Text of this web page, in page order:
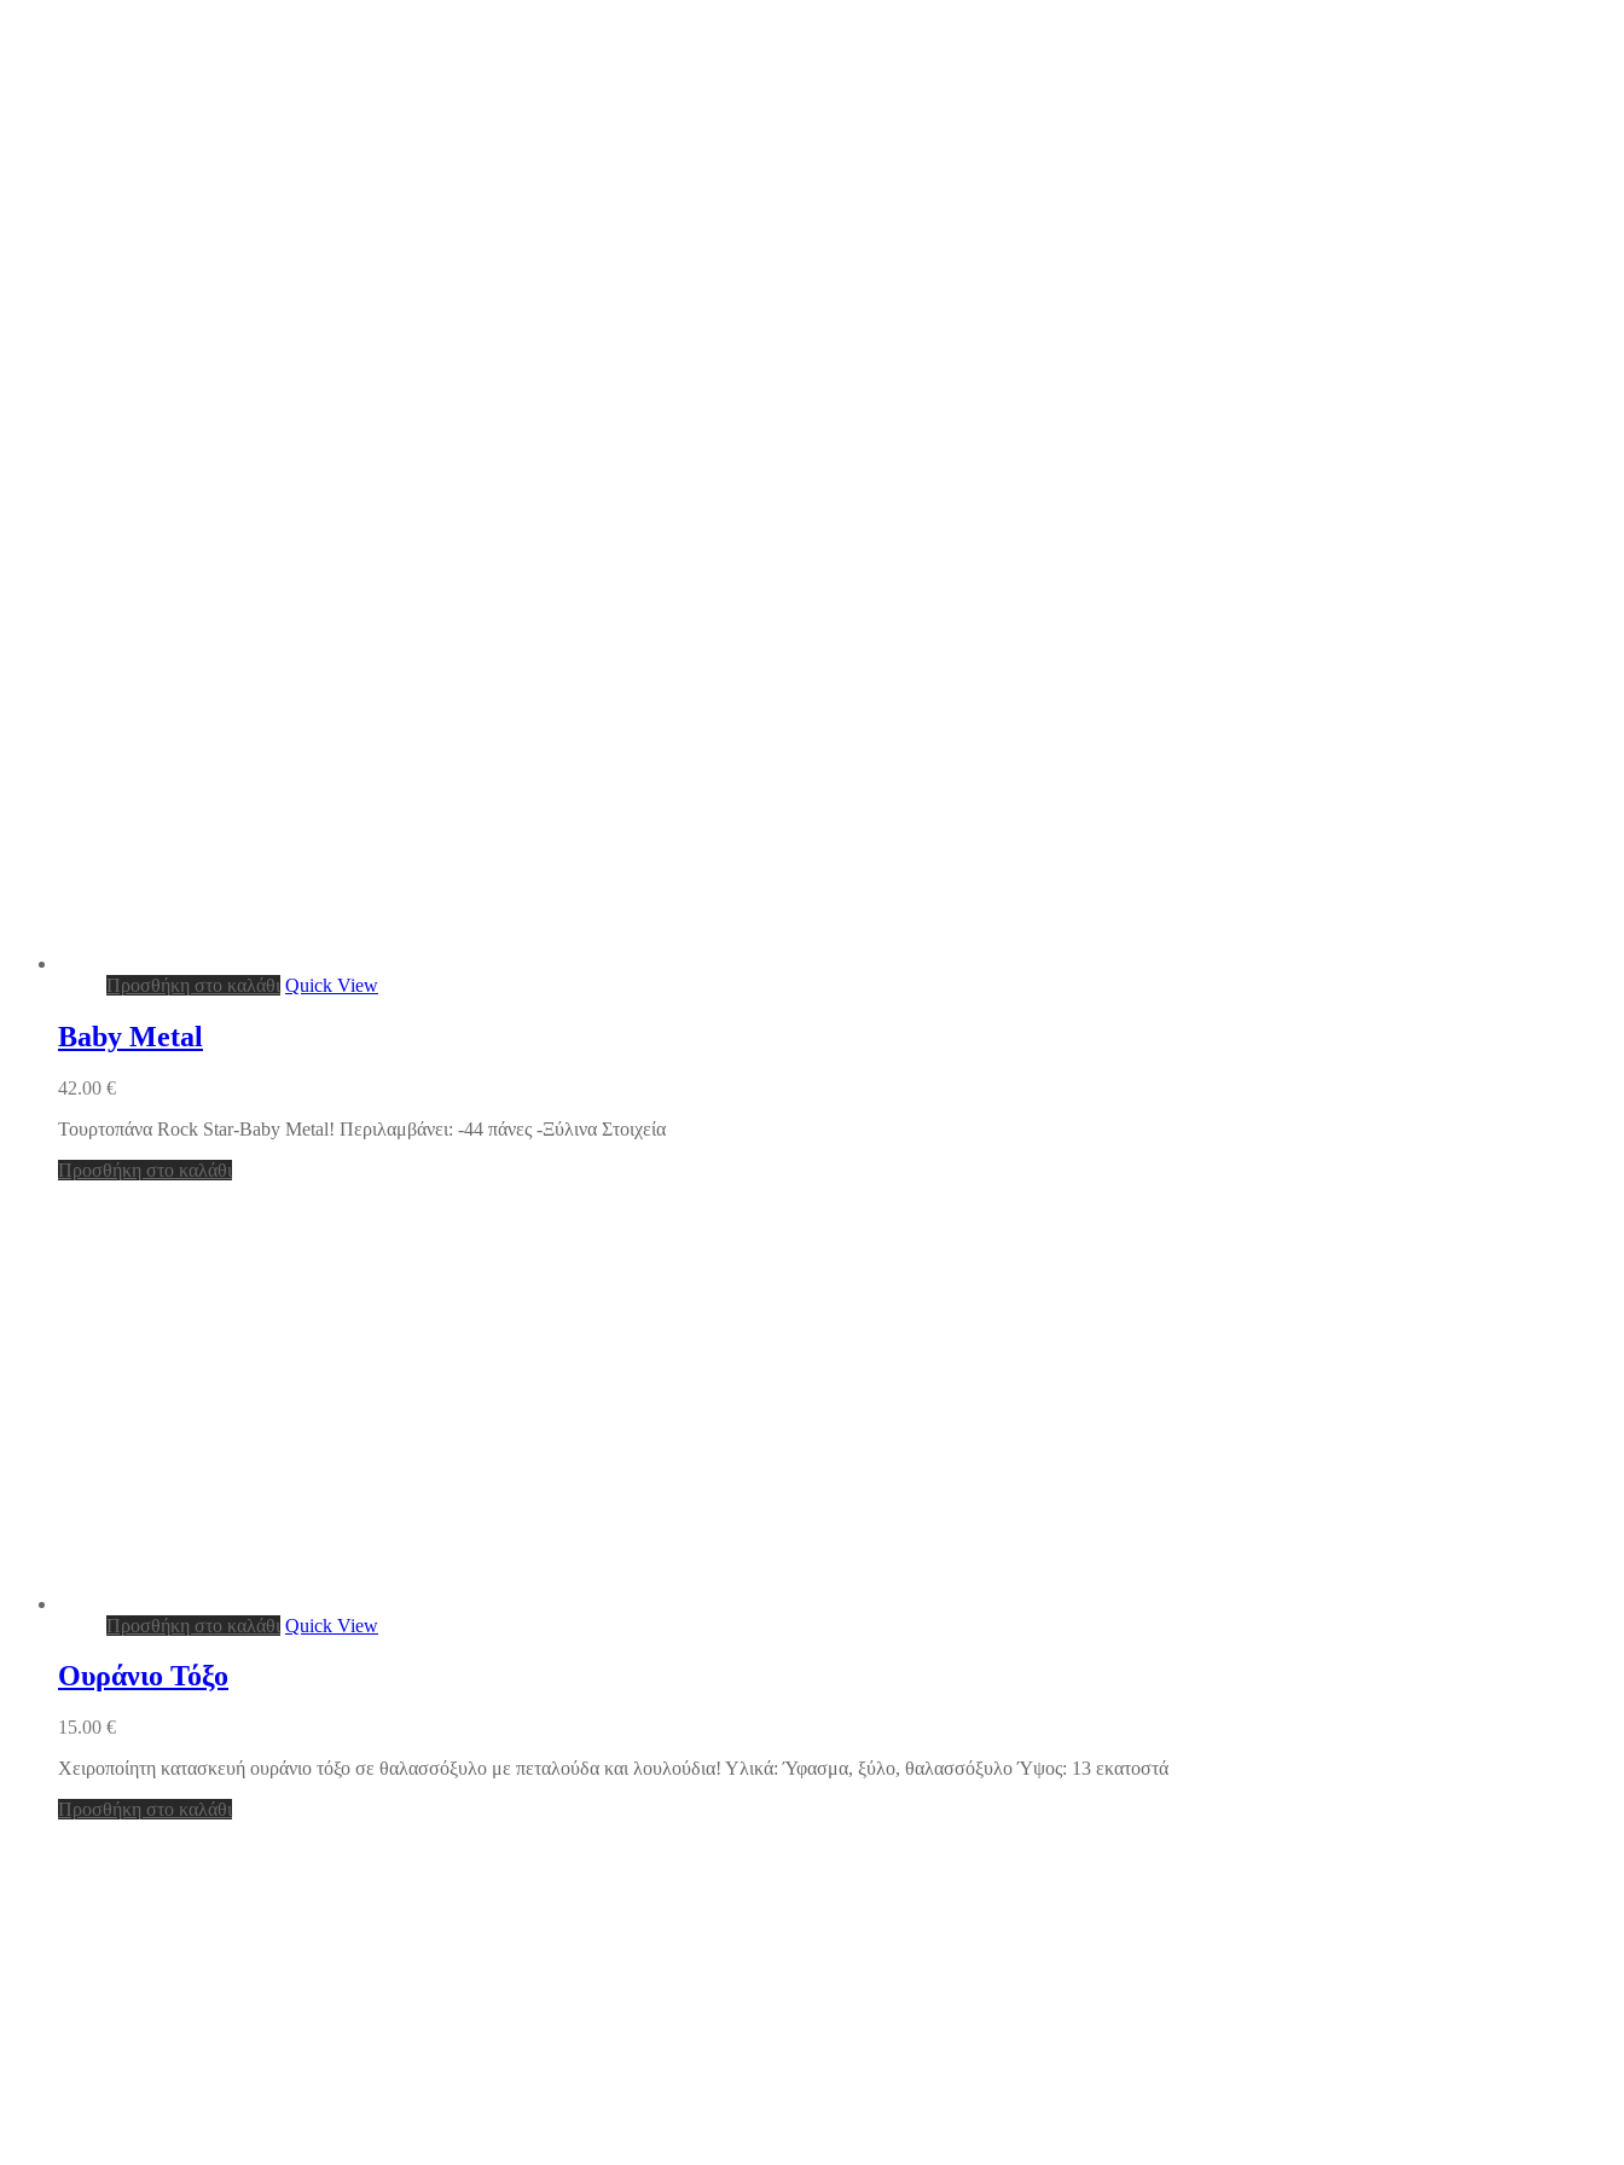
Προσθήκη στο καλάθι Quick View
Baby Metal
42.00 €
Τουρτοπάνα Rock Star-Baby Metal! Περιλαμβάνει: -44 πάνες -Ξύλινα Στοιχεία
Προσθήκη στο καλάθι
Προσθήκη στο καλάθι Quick View
Ουράνιο Τόξο
15.00 €
Χειροποίητη κατασκευή ουράνιο τόξο σε θαλασσόξυλο με πεταλούδα και λουλούδια! Υλικά: Ύφασμα, ξύλο, θαλασσόξυλο Ύψος: 13 εκατοστά
Προσθήκη στο καλάθι